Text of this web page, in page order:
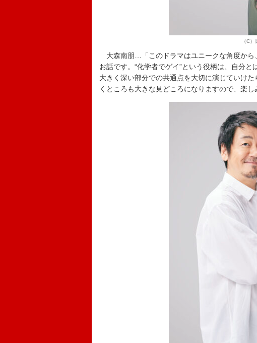
（C
大森南朋…「このドラマはユニークな角度から
お話です。“化学者でゲイ”という役柄は、自分
大きく深い部分での共通点を大切に演じていけ
くところも大きな見どころになりますので、楽し